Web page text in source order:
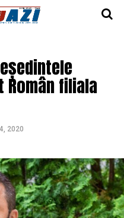
Român filiala
2020